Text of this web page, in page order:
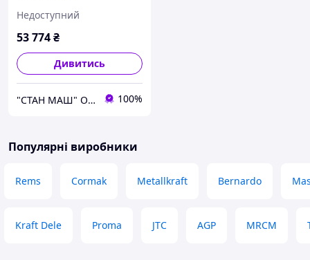
DG 24
Недоступний
53 774₴
Дивитись
"СТАН МАШ" Официальный дилер TM: Holzmann, OPTImum, FDB Maschinen, Holzstar, Proma, Torin. 100%
Популярні виробники
Rems Cormak Metallkraft Bernardo
Kraft Dele Proma JTC AGP MRCM